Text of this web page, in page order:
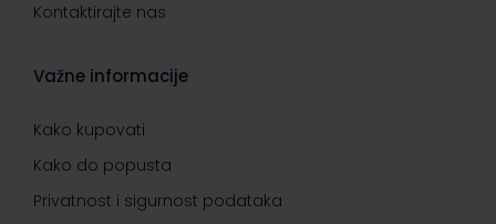
Kontaktirajte nas
Važne informacije
Kako kupovati
Kako do popusta
Privatnost i sigurnost podataka